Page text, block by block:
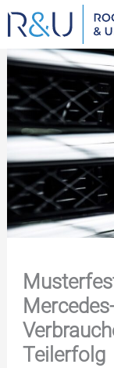
Zum
Inhalt
springen
Teilerfolg